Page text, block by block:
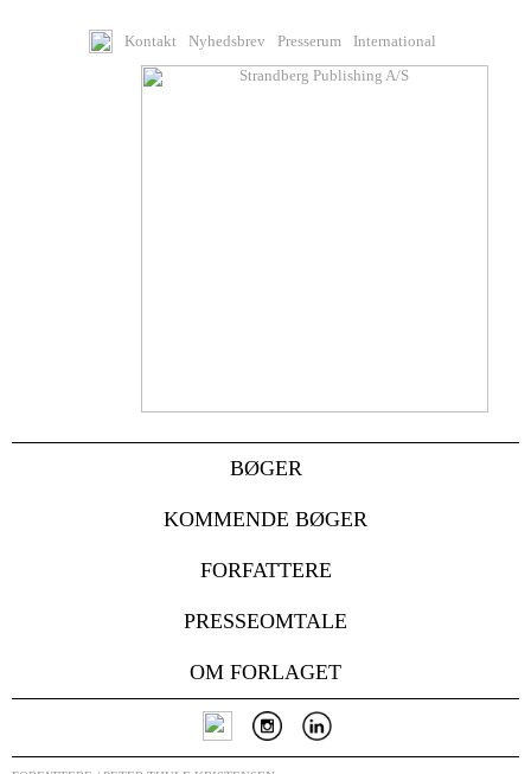
Kontakt Nyhedsbrev Presserum International
BØGER
KOMMENDE BØGER
FORFATTERE
PRESSEOMTALE
OM FORLAGET